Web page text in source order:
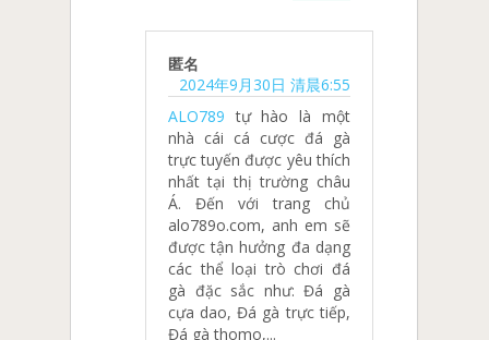
匿名
2024年9月30日 清晨6:55
ALO789 tự hào là một
nhà cái cá cược đá gà
trực tuyến được yêu thích
nhất tại thị trường châu
Á. Đến với trang chủ
alo789o.com, anh em sẽ
được tận hưởng đa dạng
các thể loại trò chơi đá
gà đặc sắc như: Đá gà
cựa dao, Đá gà trực tiếp,
Đá gà thomo,...